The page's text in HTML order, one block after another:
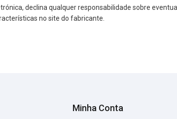
declina qualquer responsabilidade sobre
no site do fabricante.
Minha Conta